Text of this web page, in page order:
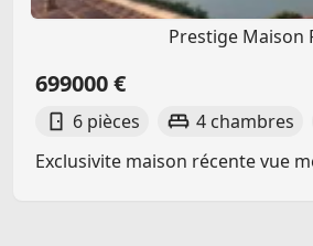
Prestige Maison
699000 €
6 pièces 4 chambres
Exclusivite maison récente vue